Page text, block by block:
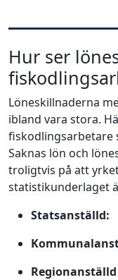
Hur ser
Löneskillnaderna
ibland vara stora.
fiskodlingsarbetare
Saknas lön och
troligtvis på att
statistikunderlaget
Statsanställd:
Regionanställd